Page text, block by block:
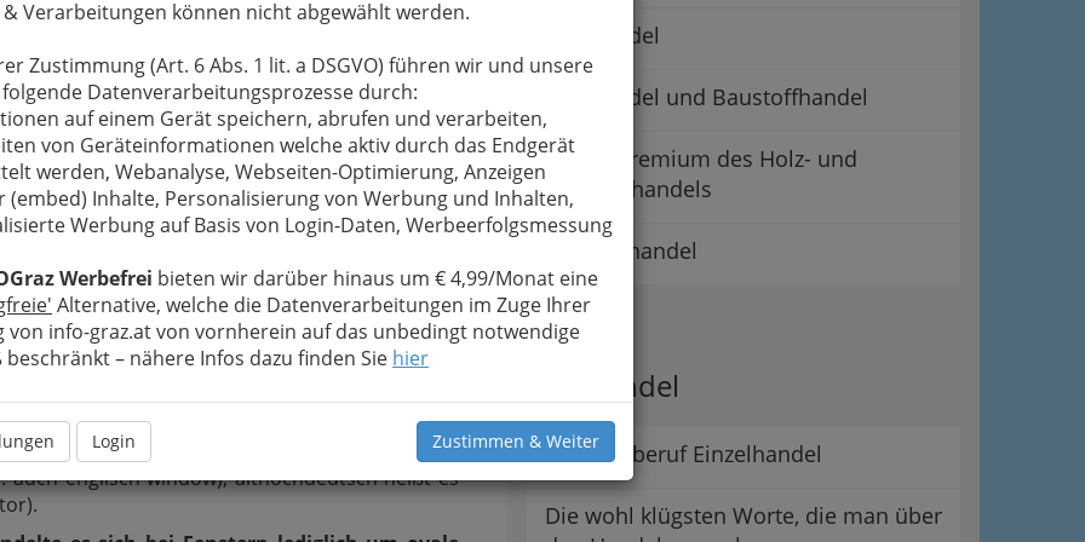
& Verarbeitungen können nicht abgewählt werden.
Zustimmung (Art. 6 Abs. 1 lit. a DSGVO) führen wir und unsere
Datenverarbeitungsprozesse durch:
auf einem Gerät speichern, abrufen und verarbeiten,
von Geräteinformationen welche aktiv durch das Endgerät
werden, Webanalyse, Webseiten-Optimierung, Anzeigen
(embed) Inhalte, Personalisierung von Werbung und Inhalten,
Werbung auf Basis von Login-Daten, Werbeerfolgsmessung
Werbefrei bieten wir darüber hinaus um € 4,99/Monat eine
Alternative, welche die Datenverarbeitungen im Zuge Ihrer
von info-graz.at von vornherein auf das unbedingt notwendige
beschränkt – nähere Infos dazu finden Sie hier
Login Zustimmen & Weiter
bezeichnet, der
heraus- und beiseite
einen unteren Teil
meistens in einer
Licht oder Luft in das
oder hineinsehen zu
fenestra. Der entsprechende gotische
(Windauge),
das noch im dänischen Begriff
auch englisch window), althochdeutsch heißt es
Holzhandel
Holzhandel und Baustoffhandel
Landesgremium des Holz- und
Baustoffhandels
Marmorhandel
Tipps
Der Handel
Der Lehrberuf Einzelhandel
Die wohl klügsten Worte, die man über